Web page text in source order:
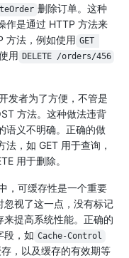
删除订单。这种
作是通过 HTTP 方法来
方法，例如使用 GET
用 DELETE /orders/456
发者为了方便，不管是
方法。这种做法违背
语义不明确。正确的做
，如 GET 用于查询，
用于删除。
，可缓存性是一个重要
忽视了这一点，没有标记
提高系统性能。正确的
段，如 Cache-Control
，以及缓存的有效期等